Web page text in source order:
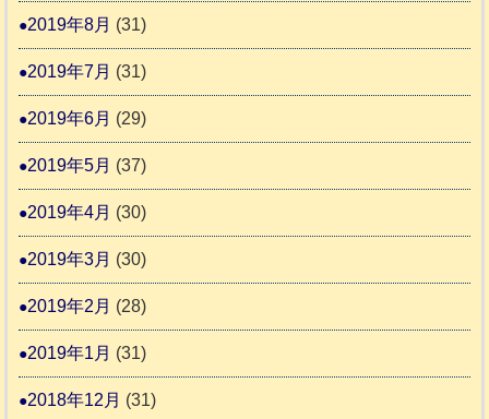
2019年8月 (31)
2019年7月 (31)
2019年6月 (29)
2019年5月 (37)
2019年4月 (30)
2019年3月 (30)
2019年2月 (28)
2019年1月 (31)
2018年12月 (31)